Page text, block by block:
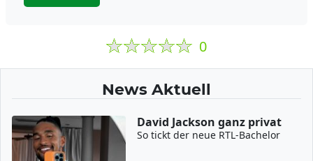
0
News Aktuell
David Jackson ganz privat
So tickt der neue RTL-Bachelor